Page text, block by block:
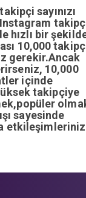
sayınızı
hızlı bir
10,000
gerekir.Ancak
10,000
içinde
takipçiye
sayesinde